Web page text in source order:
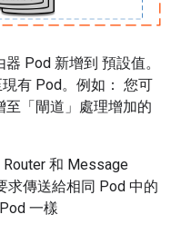
Pod 新增到 預設值。
有 Pod。例如： 您可
至「閘道」處理增加的
和 Message
求傳送給相同 Pod 中的
一樣